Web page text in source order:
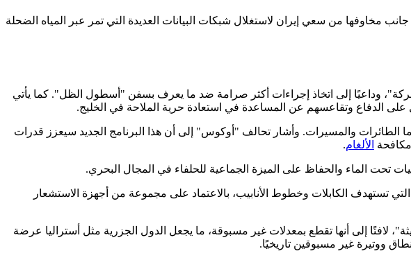
مخاوفها من سعي إيران لاستغلال شبكات البيانات العديدة التي تمر عبر المياه الضحلة
وداعيًا إلى اتخاذ إجراءات أكثر صرامة ضد ما يعرف بسفن "أسطول الظل". كما يأتي
على الدفاع وتقاعسهم عن المساعدة في استعادة حرية الملاحة في الخليج.
الطائرات والمسيرات. وأشار تحالف "أوكوس" إلى أن هذا البرنامج الجديد سيعزز قدرات
الألغام.
تحت الماء والحفاظ على الميزة الجماعية للحلفاء في المجال البحري.
تستهدف الكابلات وخطوط الأنابيب، بالاعتماد على مجموعة من أجهزة الاستشعار
لافتًا إلى أنها تقطع بمعدلات غير مسبوقة، ما يجعل الدول الجزرية مثل أستراليا عرضة